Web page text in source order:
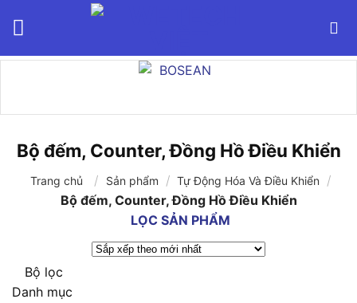
Bộ đếm, Counter, Đồng Hồ Điều Khiển
Trang chủ / Sản phẩm / Tự Động Hóa Và Điều Khiển
/
Bộ đếm, Counter, Đồng Hồ Điều Khiển
LỌC SẢN PHẨM
Bộ lọc
Danh mục